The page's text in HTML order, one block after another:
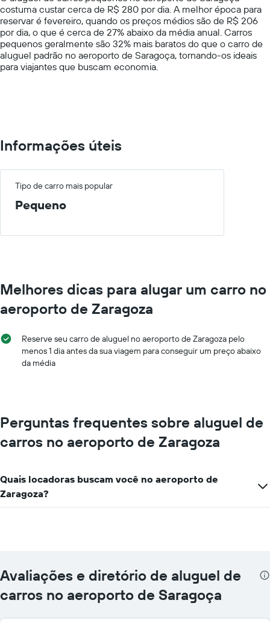
1
Y
axis
displaying
values.
Range:
costuma custar cerca de R$ 280 por dia. A melhor época para
reservar é fevereiro, quando os preços médios são de R$ 206
por dia, o que é cerca de 27% abaixo da média anual. Carros
pequenos geralmente são 32% mais baratos do que o carro de
aluguel padrão no aeroporto de Saragoça, tornando-os ideais
para viajantes que buscam economia.
Informações úteis
Tipo de carro mais popular
Pequeno
Melhores dicas para alugar um carro no
aeroporto de Zaragoza
Reserve seu carro de aluguel no aeroporto de Zaragoza pelo
menos 1 dia antes da sua viagem para conseguir um preço abaixo
da média
Perguntas frequentes sobre aluguel de
carros no aeroporto de Zaragoza
Quais locadoras buscam você no aeroporto de
Zaragoza?
Avaliações e diretório de aluguel de
carros no aeroporto de Saragoça